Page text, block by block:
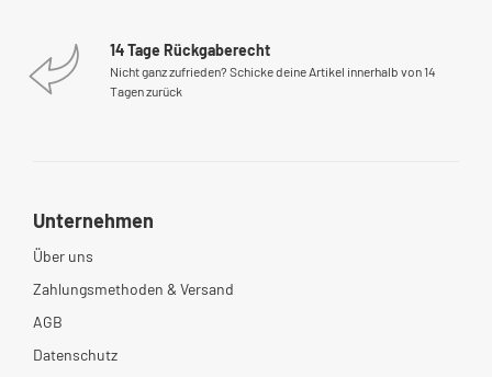
14 Tage Rückgaberecht
Nicht ganz zufrieden? Schicke deine Artikel innerhalb von 14
Tagen zurück
Unternehmen
Über uns
Zahlungsmethoden & Versand
AGB
Datenschutz